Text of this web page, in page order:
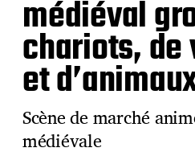
médiéval
chariots, de
et
Scène de marché
médiévale